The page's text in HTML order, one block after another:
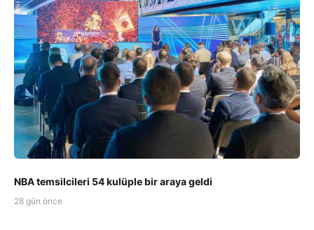
NBA temsilcileri 54 kulüple bir araya geldi
28 gün önce